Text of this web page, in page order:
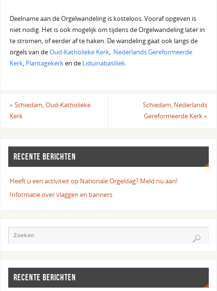
Deelname aan de Orgelwandeling is kosteloos. Vooraf opgeven is
niet nodig. Het is ook mogelijk om tijdens de Orgelwandeling later in
te stromen, of eerder af te haken. De wandeling gaat ook langs de
orgels van deOud-Katholieke Kerk, Nederlands Gereformeerde
Kerk, Plantagekerken de Liduinabasiliek.
« Schiedam, Oud-Katholieke
Kerk
Schiedam, Nederlands
Gereformeerde Kerk»
RECENTE BERICHTEN
Heeft u een activiteit op Nationale Orgeldag? Meld nu aan!
Informatie over vlaggen en banners
RECENTE BERICHTEN